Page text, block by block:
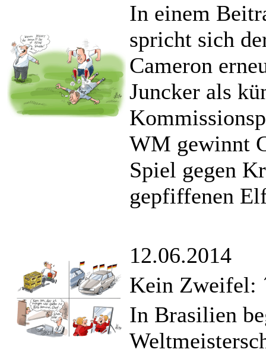
In einem
spricht sich
Cameron
Juncker als
WM gewinnt
Spiel gegen
gepfiffenen
12.06.2014
Kein Zweifel:
In Brasilien